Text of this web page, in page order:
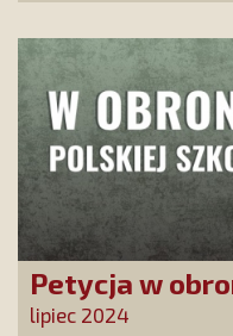
Petycja w
Zatrzymajmy
lipiec 2024